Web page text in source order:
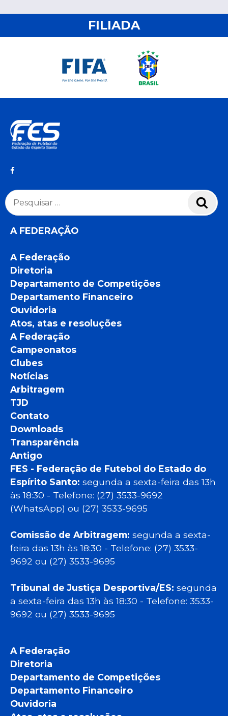
FILIADA
Pesquisar
por:
A FEDERAÇÃO
A Federação
Diretoria
Departamento de Competições
Departamento Financeiro
Ouvidoria
Atos, atas e resoluções
A Federação
Campeonatos
Clubes
Notícias
Arbitragem
TJD
Contato
Downloads
Transparência
Antigo
FES - Federação de Futebol do Estado do
Espírito Santo: segunda a sexta-feira das 13h
às 18:30 - Telefone: (27) 3533-9692
(WhatsApp) ou (27) 3533-9695
Comissão de Arbitragem: segunda a sexta-
feira das 13h às 18:30 - Telefone: (27) 3533-
9692 ou (27) 3533-9695
Tribunal de Justiça Desportiva/ES: segunda
a sexta-feira das 13h às 18:30 - Telefone: 3533-
9692 ou (27) 3533-9695
A Federação
Diretoria
Departamento de Competições
Departamento Financeiro
Ouvidoria